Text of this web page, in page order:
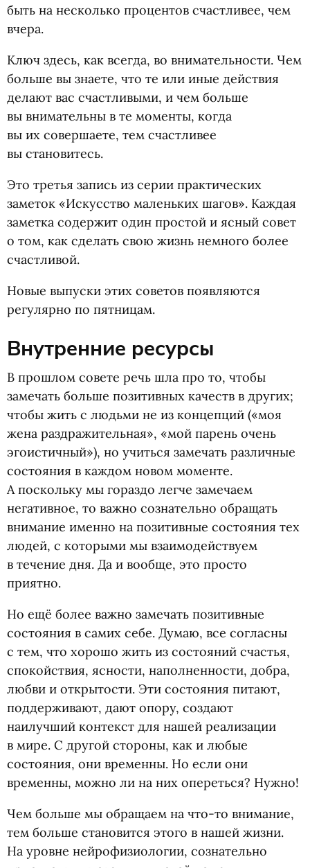
быть на несколько процентов счастливее, чем
вчера.
Ключ здесь, как всегда, во внимательности. Чем
больше вы знаете, что те или иные действия
делают вас счастливыми, и чем больше
вы внимательны в те моменты, когда
вы их совершаете, тем счастливее
вы становитесь.
Это третья запись из серии практических
заметок «Искусство маленьких шагов». Каждая
заметка содержит один простой и ясный совет
о том, как сделать свою жизнь немного более
счастливой.
Новые выпуски этих советов появляются
регулярно по пятницам.
Внутренние ресурсы
В прошлом совете речь шла про то, чтобы
замечать больше позитивных качеств в других;
чтобы жить с людьми не из концепций («моя
жена раздражительная», «мой парень очень
эгоистичный»), но учиться замечать различные
состояния в каждом новом моменте.
А поскольку мы гораздо легче замечаем
негативное, то важно сознательно обращать
внимание именно на позитивные состояния тех
людей, с которыми мы взаимодействуем
в течение дня. Да и вообще, это просто
приятно.
Но ещё более важно замечать позитивные
состояния в самих себе. Думаю, все согласны
с тем, что хорошо жить из состояний счастья,
спокойствия, ясности, наполненности, добра,
любви и открытости. Эти состояния питают,
поддерживают, дают опору, создают
наилучший контекст для нашей реализации
в мире. С другой стороны, как и любые
состояния, они временны. Но если они
временны, можно ли на них опереться? Нужно!
Чем больше мы обращаем на что-то внимание,
тем больше становится этого в нашей жизни.
На уровне нейрофизиологии, сознательно